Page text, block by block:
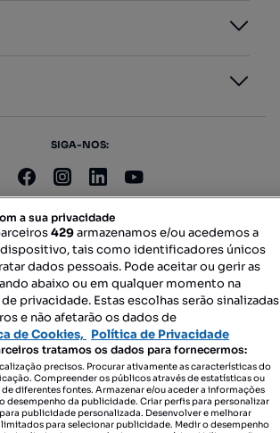
SIGA-NOS:
DESCARREGAR NA:
Imovirtual.com, OLX Portugal, S.A.
TERMOS DE UTILIZAÇÃO
POLÍTICA DE PRIVACIDADE
DE PRIVACIDADE
a sua privacidade
429armazenamos e/ou acedemos a
tais como identificadores únicos
dados pessoais. Pode aceitar ou gerir as
abaixo ou em qualquer momento na
privacidade. Estas escolhas serão sinalizadas
e não afetarão os dados de
de Cookies, Política de Privacidade
tratamos os dados para fornecermos:
precisos. Procurar ativamente as características do
Compreender os públicos através de estatísticas ou
diferentes fontes. Armazenar e/ou aceder a informações
desempenho da publicidade. Criar perfis para personalizar
publicidade personalizada. Desenvolver e melhorar
para selecionar publicidade. Medir o desempenho